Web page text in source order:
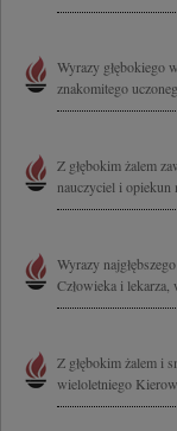
Wyrazy głębokiego
znakomitego
Z głębokim żalem
nauczyciel i opiekun
Wyrazy
Człowieka i
Z głębokim żalem i
wieloletniego